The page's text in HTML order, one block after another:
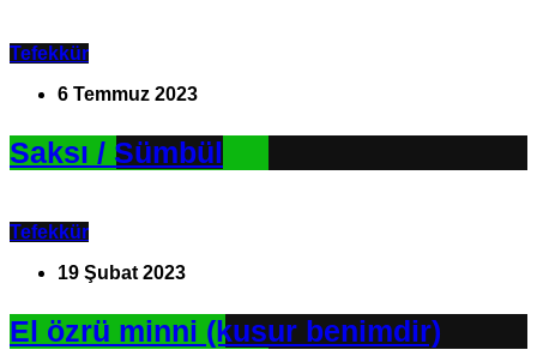
Tefekkür
6 Temmuz 2023
Saksı / Sümbül
Tefekkür
19 Şubat 2023
El özrü minni (kusur benimdir)